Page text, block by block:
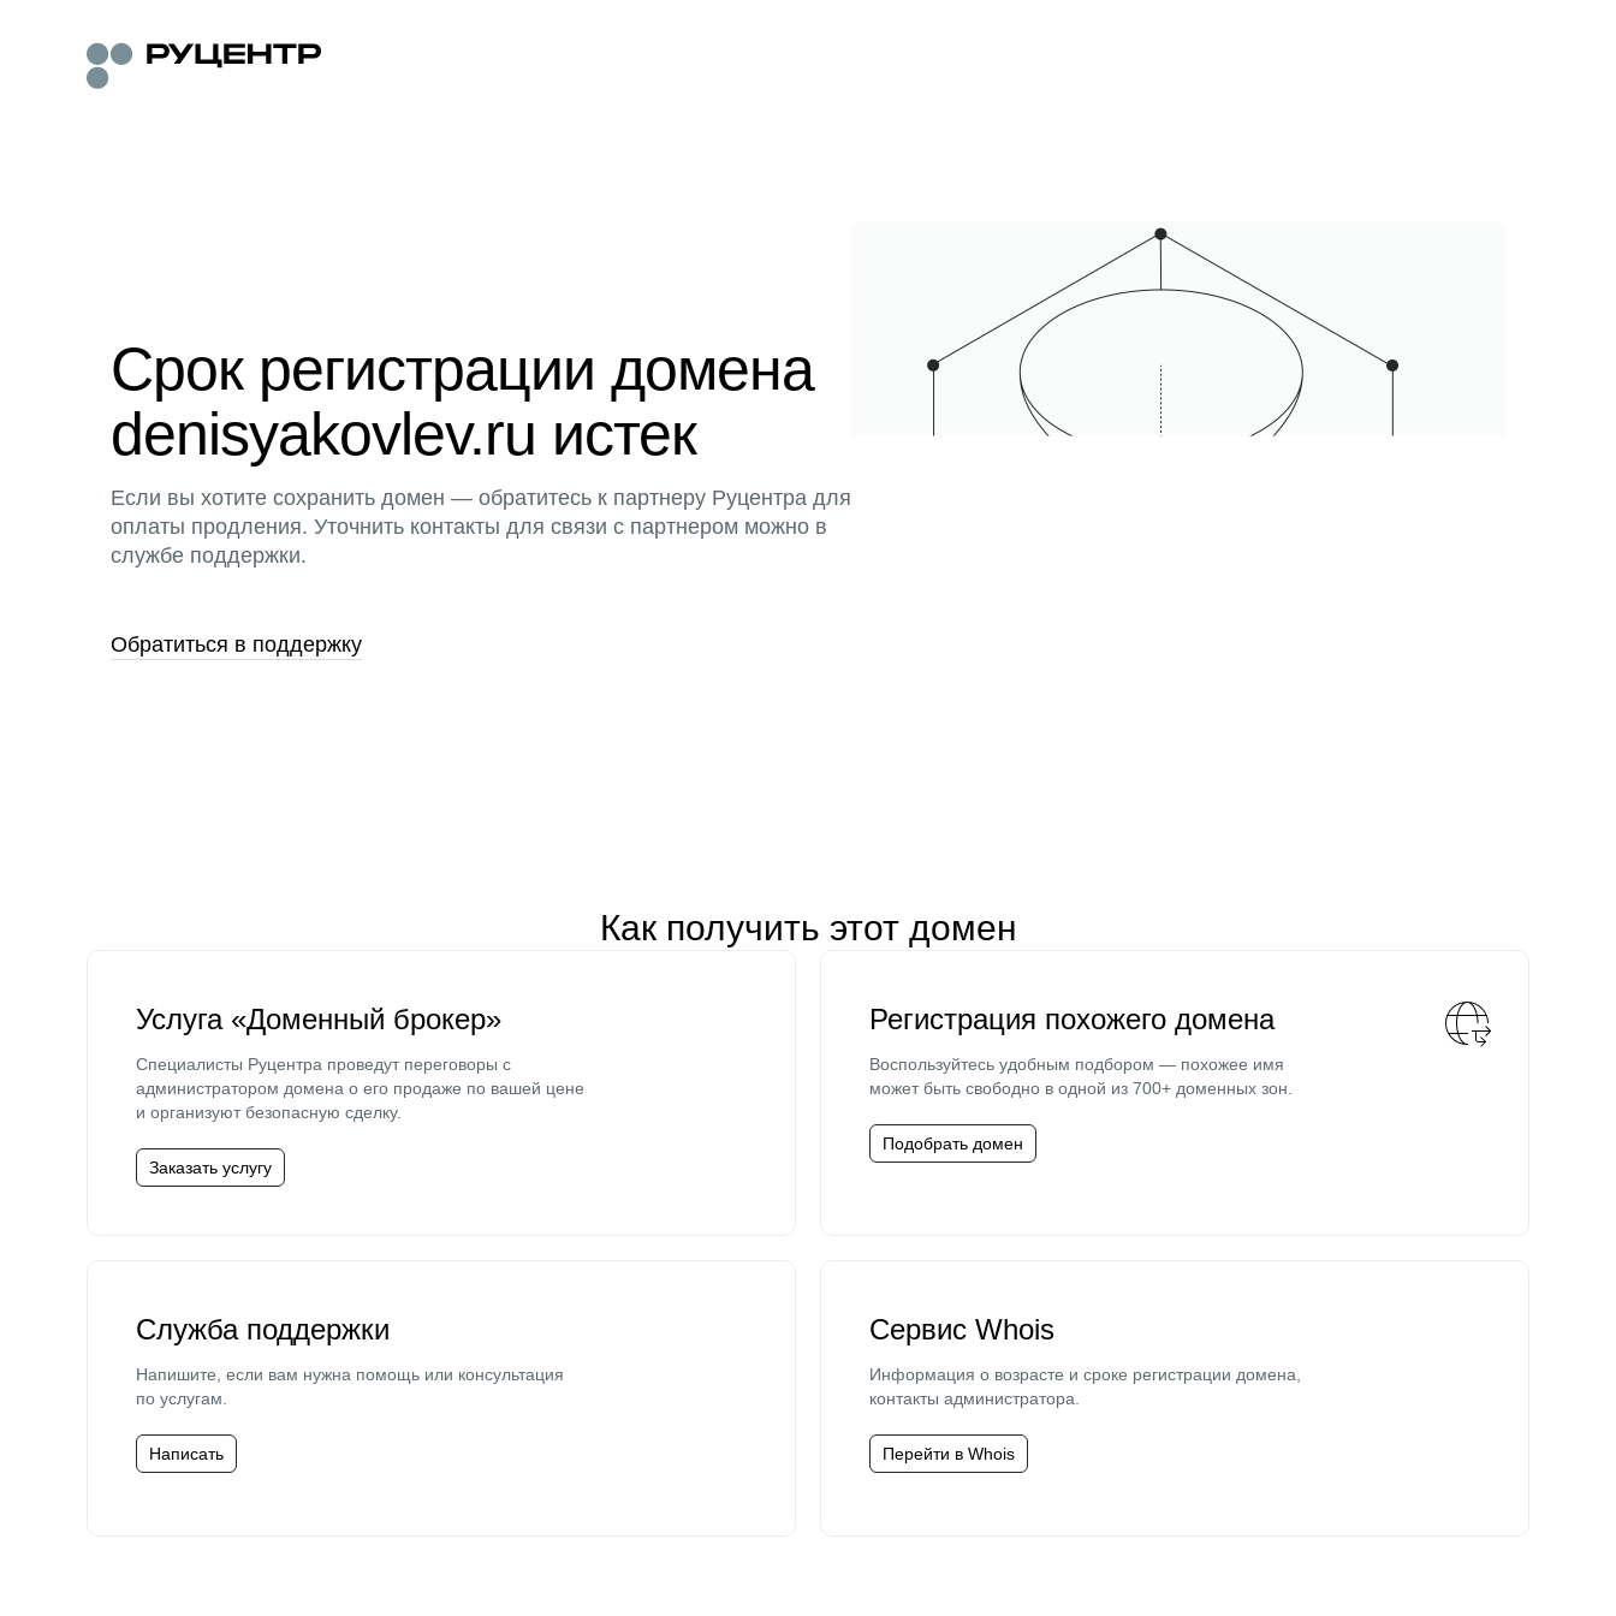
Срок регистрации домена
denisyakovlev.ru истек
Если вы хотите сохранить домен — обратитесь к партнеру Руцентра для
оплаты продления. Уточнить контакты для связи с партнером можно в
службе поддержки.
Обратиться в поддержку
Как получить этот домен
Услуга «Доменный брокер»
Специалисты Руцентра проведут переговоры с
администратором домена о его продаже по вашей цене
и организуют безопасную сделку.
Заказать услугу
Регистрация похожего домена
Воспользуйтесь удобным подбором — похожее имя
может быть свободно в одной из 700+ доменных зон.
Подобрать домен
Служба поддержки
Напишите, если вам нужна помощь или консультация
по услугам.
Написать
Сервис Whois
Информация о возрасте и сроке регистрации домена,
контакты администратора.
Перейти в Whois